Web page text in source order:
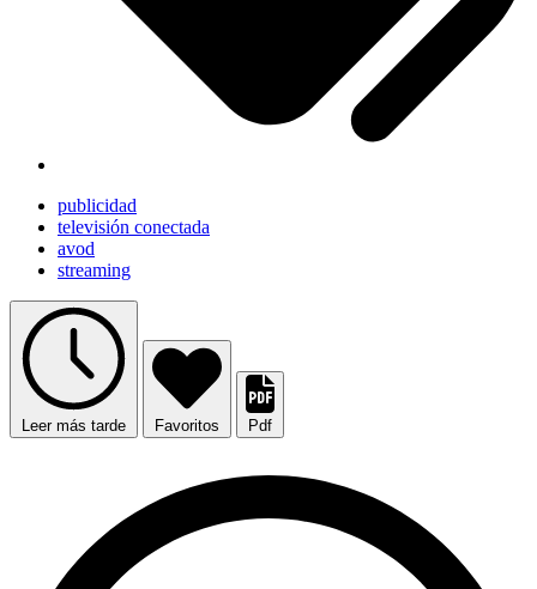
publicidad
televisión conectada
avod
streaming
Leer más tarde Favoritos Pdf